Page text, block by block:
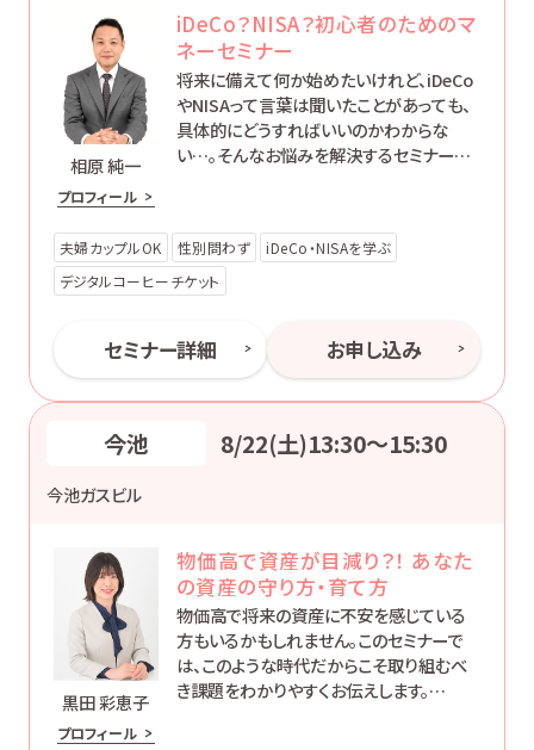
相原 純一
プロフィール
iDeCo？NISA？初心者のためのマ
ネーセミナー
将来に備えて何か始めたいけれど、iDeCo
やNISAって言葉は聞いたことがあっても、
具体的にどうすればいいのかわからな
い…。そんなお悩みを解決するセミナーで
夫婦カップルOK 性別問わず
iDeCo・NISAを学ぶ
デジタルコーヒーチケット
セミナー詳細 お申し込み
今池 8/22(土)13:30〜15:30
今池ガスビル
黒田 彩恵子
プロフィール
物価高で資産が目減り？！ あなた
の資産の守り方・育て方
物価高で将来の資産に不安を感じている
方もいるかもしれません。このセミナーで
は、このような時代だからこそ取り組むべ
き課題をわかりやすくお伝えします。